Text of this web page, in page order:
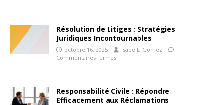
Résolution de Litiges : Stratégies
Juridiques Incontournables
octobre 16, 2025
Isabella Gomez
Commentaires fermés
Responsabilité Civile : Répondre
Efficacement aux Réclamations